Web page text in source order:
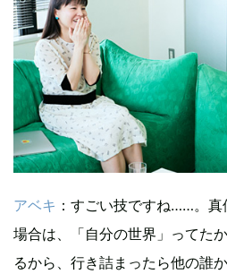
アベキ ：すごい技ですね……。
場合は、「自分の世界」ってた
るから、行き詰まったら他の誰